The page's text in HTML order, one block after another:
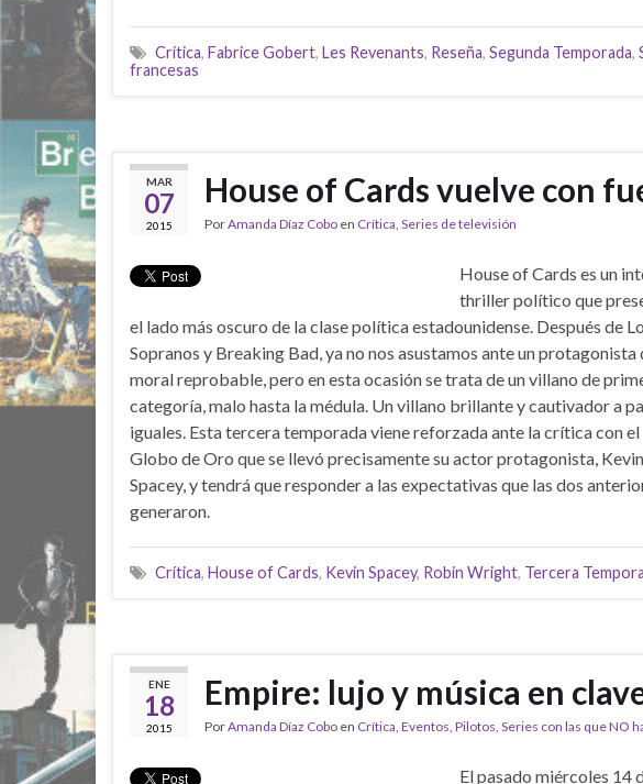
Crítica, Fabrice Gobert, Les Revenants, Reseña, Segunda Temporada,
francesas
MAR
07
2015
House of Cards vuelve con
PorAmanda Díaz Cobo en Crítica Series de televisión
House of Cards es un
thriller político que
el lado más oscuro de la clase política estadounidense. Después de
Sopranos y Breaking Bad, ya no nos asustamos ante un protagonista
moral reprobable, pero en esta ocasión se trata de un villano de
categoría, malo hasta la médula. Un villano brillante y cautivador a
iguales. Esta tercera temporada viene reforzada ante la crítica con el
Globo de Oro que se llevó precisamente su actor protagonista, Kevin
Spacey, y tendrá que responder a las expectativas que las dos
generaron.
Crítica, House of Cards, Kevin Spacey, Robin Wright, Tercera
ENE
18
2015
Empire: lujo y música en
PorAmanda Díaz Cobo en Crítica Eventos Pilotos Series con las que NO
El pasado miércoles 14